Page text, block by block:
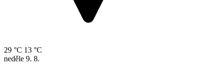
29 °C 13 °C
neděle 9. 8.